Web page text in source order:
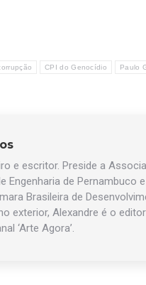
CPI do Genocídio Paulo
e escritor. Preside a
Engenharia de Pernambuco
Brasileira de
exterior, Alexandre é o
‘Arte Agora’.